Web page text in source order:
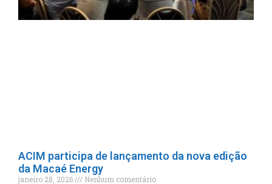
ACIM participa de lançamento da nova edição
da Macaé Energy
janeiro 28, 2026
Nenhum comentário